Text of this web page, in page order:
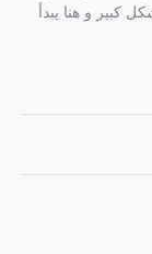
كبير و هنا يبدأ